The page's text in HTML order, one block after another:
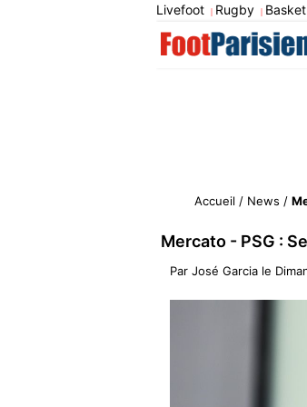
Livefoot | Rugby |
Accueil / News /
Mercato - PSG :
Par José Garcia le